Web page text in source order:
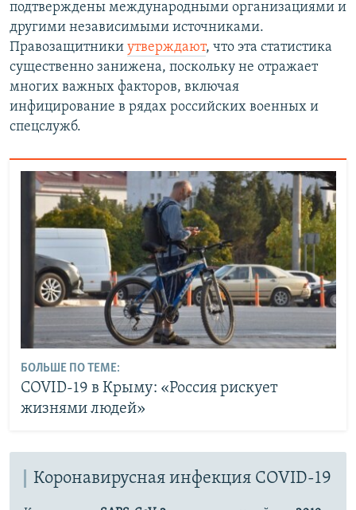
подтверждены международными организациями и
другими независимыми источниками.
Правозащитники утверждают, что эта статистика
существенно занижена, поскольку не отражает
многих важных факторов, включая
инфицирование в рядах российских военных и
спецслужб.
БОЛЬШЕ ПО ТЕМЕ:
COVID-19 в Крыму: «Россия рискует
жизнями людей»
Коронавирусная инфекция COVID-19